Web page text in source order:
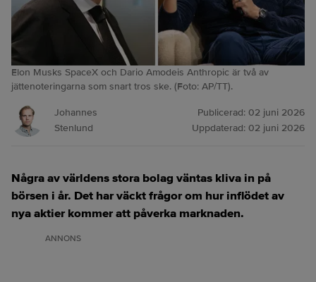
Elon Musks SpaceX och Dario Amodeis Anthropic är två av
jättenoteringarna som snart tros ske. (Foto: AP/TT).
Johannes
Stenlund
Publicerad: 02 juni 2026
Uppdaterad: 02 juni 2026
Några av världens stora bolag väntas kliva in på
börsen i år. Det har väckt frågor om hur inflödet av
nya aktier kommer att påverka marknaden.
ANNONS